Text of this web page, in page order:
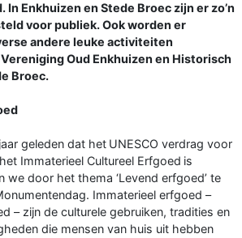
Enkhuizen en Stede Broec zijn er zo’n
voor publiek. Ook worden er
andere leuke activiteiten
Oud Enkhuizen en Historisch
Broec.
geleden dat het UNESCO verdrag voor
Immaterieel Cultureel Erfgoed is
we door het thema ‘Levend erfgoed’ te
Immaterieel erfgoed –
– zijn de culturele gebruiken, tradities en
die mensen van huis uit hebben